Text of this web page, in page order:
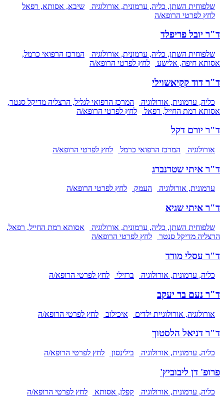
שלפוחית השתן, כליה, ערמונית, אורולוגיה
שיבא, אסותא, רפאל
לחץ לפרטי הרופא/ה
ד"ר יובל פריפלד
שלפוחית השתן, כליה, ערמונית, אורולוגיה
המרכז הרפואי כרמל,
אסותא חיפה, אלישע
לחץ לפרטי הרופא/ה
ד"ר דוד קקיאשוילי
כליה, ערמונית, אורולוגיה
המרכז הרפואי לגליל, הרצליה מדיקל סנטר,
אסותא רמת החייל, רפאל
לחץ לפרטי הרופא/ה
ד"ר יורם דקל
אורולוגיה המרכז הרפואי כרמל לחץ לפרטי הרופא/ה
ד"ר איתי שטרנברג
ערמונית, אורולוגיה העמק לחץ לפרטי הרופא/ה
ד"ר איתי שגיא
שלפוחית השתן, כליה, ערמונית, אורולוגיה
אסותא רמת החייל, רפאל,
הרצליה מדיקל סנטר
לחץ לפרטי הרופא/ה
ד"ר עסלי מורד
כליה, ערמונית, אורולוגיה ברזילי לחץ לפרטי הרופא/ה
ד"ר נעם בר יעקב
אורולוגיה, אורולוגיית ילדים איכילוב לחץ לפרטי הרופא/ה
ד"ר דניאל הלסטוך
כליה, ערמונית, אורולוגיה בילינסון לחץ לפרטי הרופא/ה
פרופ' דן ליבוביץ'
כליה, ערמונית, אורולוגיה קפלן, אסותא לחץ לפרטי הרופא/ה